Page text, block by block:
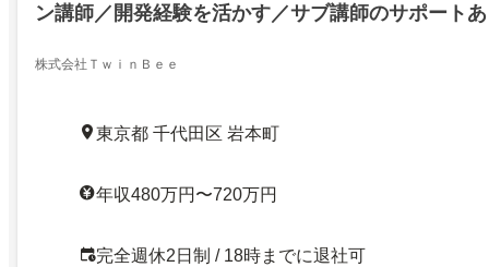
ン講師／開発経験を活かす／サブ講師のサポート
株式会社ＴｗｉｎＢｅｅ
東京都 千代田区 岩本町
年収480万円〜720万円
完全週休2日制 / 18時までに退社可